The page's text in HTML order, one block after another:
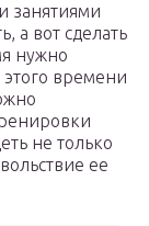
занятиями
а вот сделать
нужно
этого времени
не только
ее